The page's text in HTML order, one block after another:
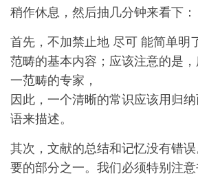
稍作休息，然后抽几分钟来看下：
首先，不加禁止地 尽可 能简单明
范畴的基本内容；应该注意的是
一范畴的专家，
因此，一个清晰的常识应该用归
语来描述。
其次，文献的总结和记忆没有错
要的部分之一。我们必须特别注意